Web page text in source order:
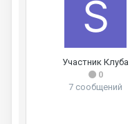
Участник Клуба
0
7 сообщений